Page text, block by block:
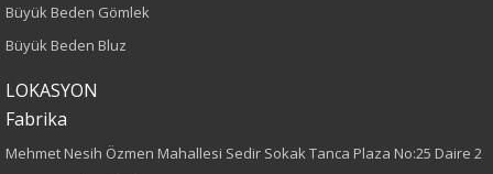
Kumaş Tipi
Dokuma
Büyük Beden Gömlek
Büyük Beden Bluz
LOKASYON
Fabrika
Mehmet Nesih Özmen Mahallesi Sedir Sokak Tanca Plaza No:25 Daire 2